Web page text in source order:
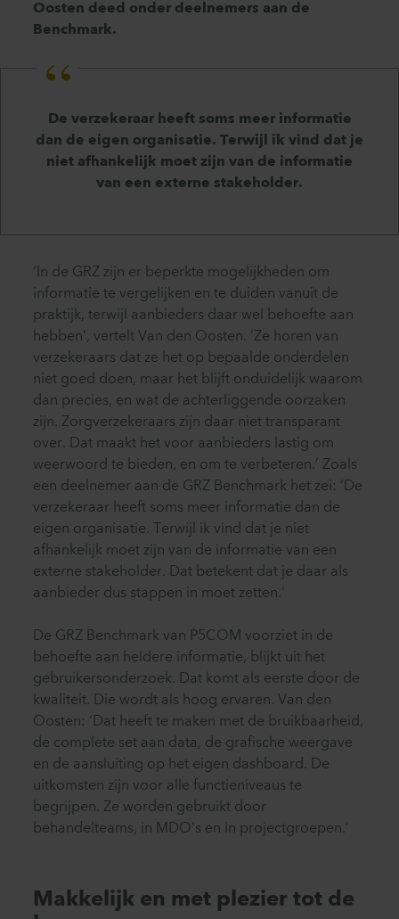
Oosten deed onder deelnemers aan de
Benchmark.
De verzekeraar heeft soms meer informatie
dan de eigen organisatie. Terwijl ik vind dat je
niet afhankelijk moet zijn van de informatie
van een externe stakeholder.
‘In de GRZ zijn er beperkte mogelijkheden om
informatie te vergelijken en te duiden vanuit de
praktijk, terwijl aanbieders daar wel behoefte aan
hebben’, vertelt Van den Oosten. ‘Ze horen van
verzekeraars dat ze het op bepaalde onderdelen
niet goed doen, maar het blijft onduidelijk waarom
dan precies, en wat de achterliggende oorzaken
zijn. Zorgverzekeraars zijn daar niet transparant
over. Dat maakt het voor aanbieders lastig om
weerwoord te bieden, en om te verbeteren.’ Zoals
een deelnemer aan de GRZ Benchmark het zei: ‘De
verzekeraar heeft soms meer informatie dan de
eigen organisatie. Terwijl ik vind dat je niet
afhankelijk moet zijn van de informatie van een
externe stakeholder. Dat betekent dat je daar als
aanbieder dus stappen in moet zetten.’
De GRZ Benchmark van P5COM voorziet in de
behoefte aan heldere informatie, blijkt uit het
gebruikersonderzoek. Dat komt als eerste door de
kwaliteit. Die wordt als hoog ervaren. Van den
Oosten: ‘Dat heeft te maken met de bruikbaarheid,
de complete set aan data, de grafische weergave
en de aansluiting op het eigen dashboard. De
uitkomsten zijn voor alle functieniveaus te
begrijpen. Ze worden gebruikt door
behandelteams, in MDO’s en in projectgroepen.’
Makkelijk en met plezier tot de